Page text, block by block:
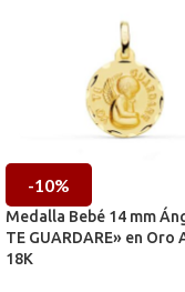
-10%
Medalla Bebé 14 mm
TE GUARDARE» en Oro
18K